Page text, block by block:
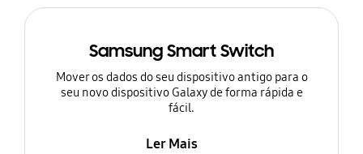
Samsung Smart Switch
Mover os dados do seu dispositivo antigo para o
seu novo dispositivo Galaxy de forma rápida e
fácil.
Ler Mais